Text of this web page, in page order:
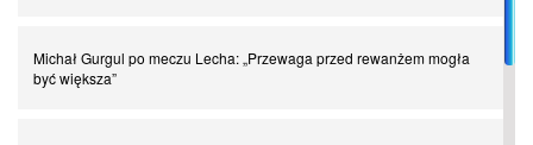
I love this game! Patrice Evra
Michał Gurgul po meczu Lecha: „Przewaga przed rewanżem mogła
być większa”